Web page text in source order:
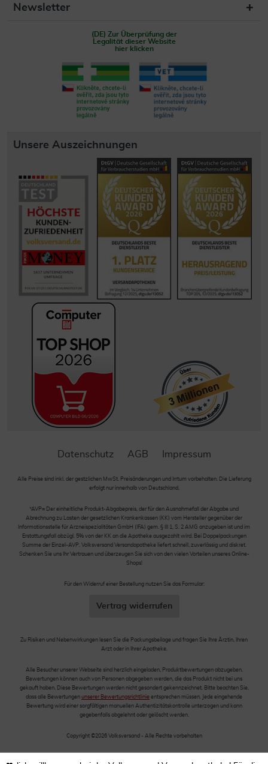
Newsletter
(DE) Zur Überprüfung der
Legalität dieser Website
hier klicken
Unsere Auszeichnungen
Datenschutz AGB Impressum
Alle Preise sind inkl. der gestzlichen MwSt. Preisänderungen und Irrtum vorbehalten. Die Lieferung
erfolgt nur innerhalb von Deutschland.
*AVP= Der einheitliche Produkt-Abgabepreis, der für den Ausnahmefall der Abgabe und
Abrechnung zu Lasten der gesetzlichen Krankenkassen (KK) vom Hersteller gegenüber der
Informationsstelle für Arzneispezialitäten GmbH (IFA) gem. § III 1, S. 2 AMG anzugeben ist und im
Erstattungsfall abzügl. 5% von der KK an die Apotheke ausgezahlt wird. Bei Doppelpackungen
Summe der Einzel-AVP. Volksversand Versandapotheke liefert schnell, zuverlässig und diskret.
Schenken Sie uns Ihr Vertrauen und überzeugen Sie sich von den vielen Vorteilen unseres Online-
Shops!
Für den Widerruf einer Bestellung nutzen Sie das Formular:
Vertrag widerrufen
Zu Risiken und Nebenwirkungen lesen Sie die Packungsbeilage und fragen Sie Ihre Ärztin, Ihren
Arzt oder in Ihrer Apotheke.
Alle Besucher unserer Webseite sind herzlich eingeladen, Produktbewertungen abzugeben.
Bewertungen können auch von Personen abgegeben werden, die das Produkt nicht bei uns
gekauft haben. Diese Bewertungen werden nicht gesondert gekennzeichnet. Bitte beachten Sie,
dass alle Bewertungen unserer Bewertungsrichtlinie entsprechen müssen. Jede eingehende
Bewertung wird einer sorgfältigen manuellen Authentizitätskontrolle unterzogen und kann
gegebenfalls abgelehnt oder gelöscht werden.
Copyright ©2026 Volksversand - Alle Rechte vorbehalten